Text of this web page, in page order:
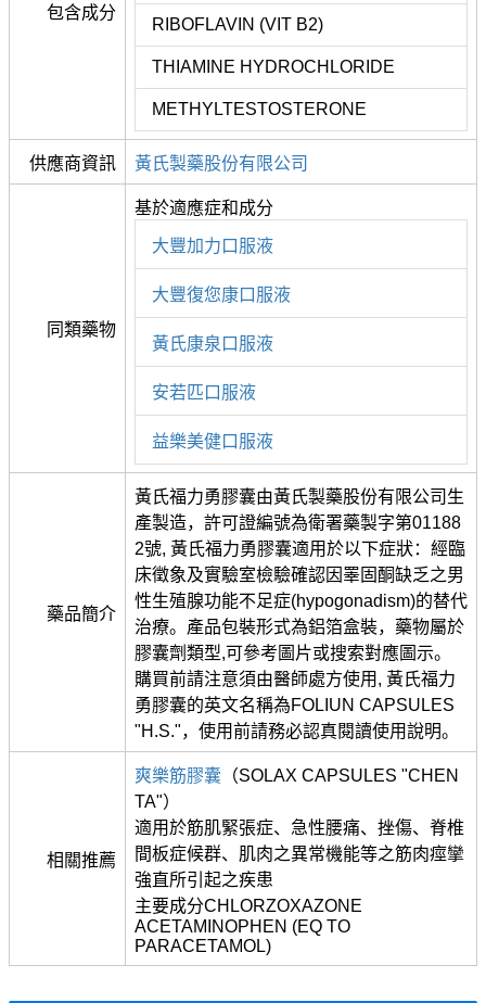
包含成分
RIBOFLAVIN (VIT B2)
THIAMINE HYDROCHLORIDE
METHYLTESTOSTERONE
供應商資訊 黃氏製藥股份有限公司
同類藥物
基於適應症和成分
大豐加力口服液
大豐復您康口服液
黃氏康泉口服液
安若匹口服液
益樂美健口服液
藥品簡介
黃氏福力勇膠囊由黃氏製藥股份有限公司生
產製造，許可證編號為衛署藥製字第01188
2號, 黃氏福力勇膠囊適用於以下症狀：經臨
床徵象及實驗室檢驗確認因睪固酮缺乏之男
性生殖腺功能不足症(hypogonadism)的替代
治療。產品包裝形式為鋁箔盒裝，藥物屬於
膠囊劑類型,可參考圖片或搜索對應圖示。
購買前請注意須由醫師處方使用, 黃氏福力
勇膠囊的英文名稱為FOLIUN CAPSULES
"H.S."，使用前請務必認真閱讀使用說明。
相關推薦
爽樂筋膠囊 （SOLAX CAPSULES "CHEN
TA"）
適用於筋肌緊張症、急性腰痛、挫傷、脊椎
間板症候群、肌肉之異常機能等之筋肉痙攣
強直所引起之疾患
主要成分CHLORZOXAZONE
ACETAMINOPHEN (EQ TO
PARACETAMOL)